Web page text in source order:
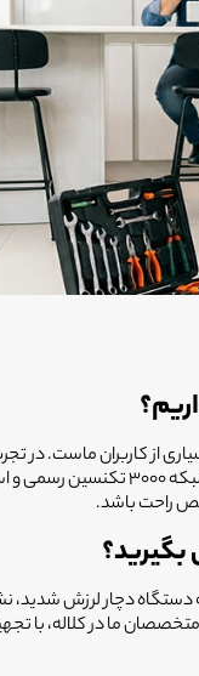
از کاربران ماست.
اضافی به آن‌ها تحمیل شده
راحت باشد.
بگیرید؟
که دستگاه دچار
متخصصان ما در